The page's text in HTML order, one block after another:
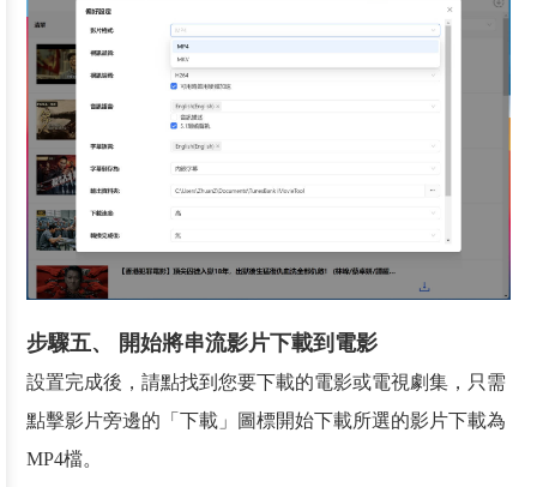
步驟五、 開始將串流影片下載到電影
設置完成後，請點找到您要下載的電影或電視劇集，只需
點擊影片旁邊的「下載」圖標開始下載所選的影片下載為
MP4檔。